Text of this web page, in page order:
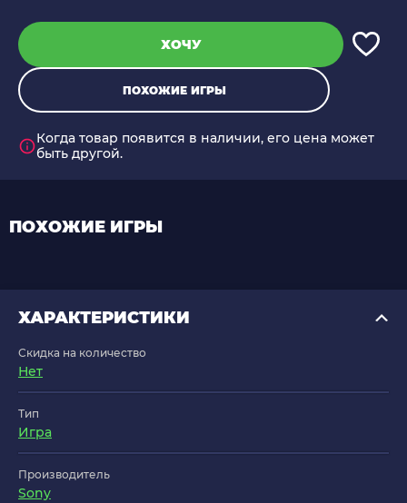
ХОЧУ
ПОХОЖИЕ ИГРЫ
Когда товар появится в наличии, его цена может
быть другой.
ПОХОЖИЕ ИГРЫ
ХАРАКТЕРИСТИКИ
Скидка на количество
Нет
Тип
Игра
Производитель
Sony